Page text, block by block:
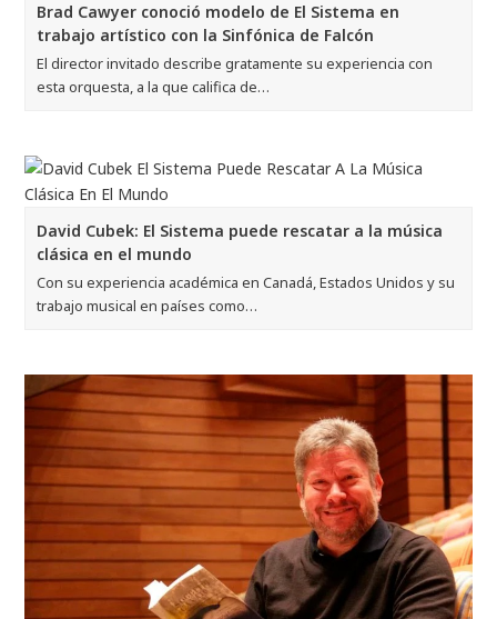
Brad Cawyer conoció modelo de El Sistema en
trabajo artístico con la Sinfónica de Falcón
El director invitado describe gratamente su experiencia con
esta orquesta, a la que califica de…
David Cubek: El Sistema puede rescatar a la música
clásica en el mundo
Con su experiencia académica en Canadá, Estados Unidos y su
trabajo musical en países como…